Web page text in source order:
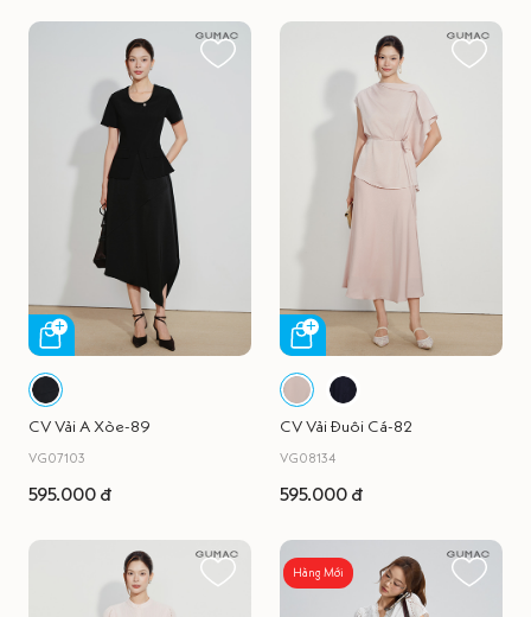
CV Vải A Xòe-89
VG07103
595.000 đ
CV Vải Đuôi Cá-82
VG08134
595.000 đ
Hàng Mới